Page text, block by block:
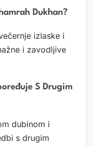
Dukhan?
izlaske i
i zavodljive
S Drugim
dubinom i
s drugim